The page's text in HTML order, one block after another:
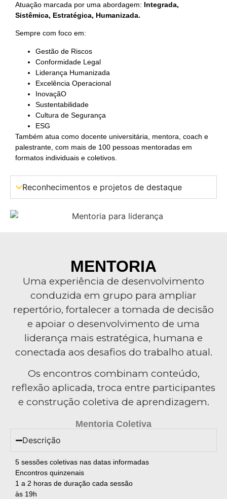
Atuação marcada por uma abordagem: Integrada,
Sistêmica, Estratégica, Humanizada.
Sempre com foco em:
Gestão de Riscos
Conformidade Legal
Liderança Humanizada
Excelência Operacional
InovaçãO
Sustentabilidade
Cultura de Segurança
ESG
Também atua como docente universitária, mentora, coach e
palestrante, com mais de 100 pessoas mentoradas em
formatos individuais e coletivos.
Reconhecimentos e projetos de destaque
MENTORIA
Uma experiência de desenvolvimento
conduzida em grupo para ampliar
repertório, fortalecer a tomada de decisão
e apoiar o desenvolvimento de uma
liderança mais estratégica, humana e
conectada aos desafios do trabalho atual.
Os encontros combinam conteúdo,
reflexão aplicada, troca entre participantes
e construção coletiva de aprendizagem.
Mentoria Coletiva
Descrição
5 sessões coletivas nas datas informadas
Encontros quinzenais
1 a 2 horas de duração cada sessão
às 19h